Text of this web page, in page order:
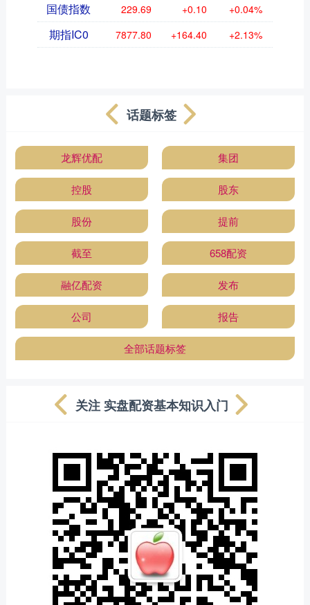
国债指数 229.69 +0.10 +0.04%
期指IC0 7877.80 +164.40 +2.13%
话题标签
龙辉优配 集团
控股 股东
股份 提前
截至 658配资
融亿配资 发布
公司 报告
全部话题标签
关注 实盘配资基本知识入门